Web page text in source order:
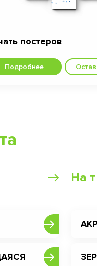
постеров
Подробнее
На